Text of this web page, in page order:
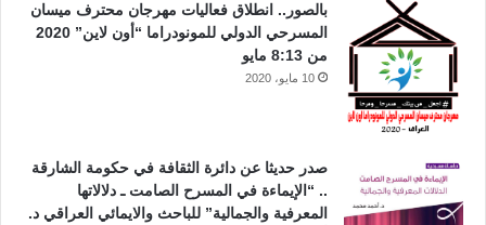
بالصور.. انطلاق فعاليات مهرجان محترف ميسان
المسرحي الدولي للمونودراما “أون لاين” 2020
من 8:13 مايو
10 مايو، 2020
صدر حديثا عن دائرة الثقافة في حكومة الشارقة
.. “الإيماءة في المسرح الصامت ـ دلالاتها
المعرفية والجمالية” للباحث والايمائي العراقي د.